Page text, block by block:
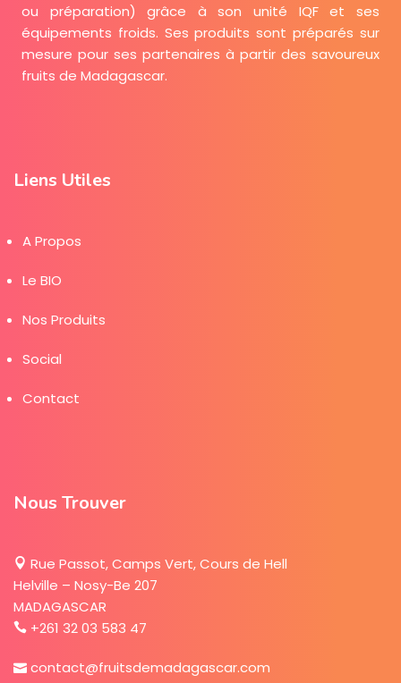
ou préparation) grâce à son unité IQF et ses
équipements froids. Ses produits sont préparés sur
mesure pour ses partenaires à partir des savoureux
fruits de Madagascar.
Liens Utiles
A Propos
Le BIO
Nos Produits
Social
Contact
Nous Trouver
Rue Passot, Camps Vert, Cours de Hell
Helville – Nosy-Be 207
MADAGASCAR
+261 32 03 583 47
contact@fruitsdemadagascar.com